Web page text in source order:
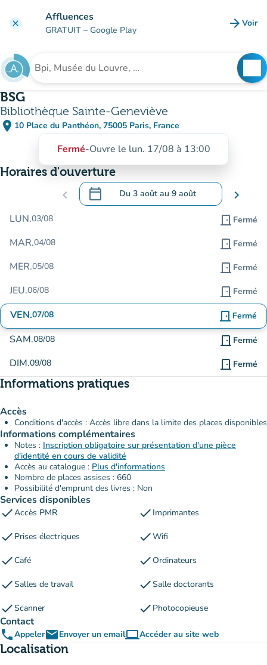
clear Affluences
GRATUIT – Google Play arrow_forward Voir
Rechercher un établissement
BSG
Bibliothèque Sainte-Geneviève
place 10 Place du Panthéon, 75005 Paris, France
(ouvrir dans Google Maps)
(nouvel onglet)
Fermé-Ouvre le lun. 17/08 à 13:00
Horaires d'ouverture
chevron_left calendar_today Du 3 aoûtau 9 août
.Ouvrir le calendrier pour changer de
chevron_right
LUN.03/08 door_front Fermé
MAR.04/08 door_front Fermé
MER.05/08 door_front Fermé
JEU.06/08 door_front Fermé
VEN.07/08 door_front Fermé
SAM.08/08 door_front Fermé
DIM.09/08 door_front Fermé
Informations pratiques
Accès
Conditions d'accès : Accès libre dans la limite des places disponibles
Informations complémentaires
Notes : Inscription obligatoire sur présentation d'une pièce
d'identité en cours de validité
Accès au catalogue : Plus d'informations
Nombre de places assises : 660
Possibilité d'emprunt des livres : Non
Services disponibles
checkAccès PMR check Imprimantes
check Prises électriques checkWifi
checkCafé checkOrdinateurs
checkSalles de travail checkSalle doctorants
checkScanner check Photocopieuse
Contact
phoneAppeleremailEnvoyer un emailcomputerAccéder au site web
(nouvel onglet)
Localisation